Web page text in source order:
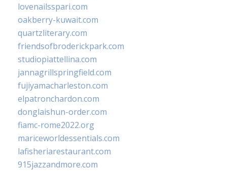
lovenailsspari.com
oakberry-kuwait.com
quartzliterary.com
friendsofbroderickpark.com
studiopiattellina.com
jannagrillspringfield.com
fujiyamacharleston.com
elpatronchardon.com
donglaishun-order.com
fiamc-rome2022.org
mariceworldessentials.com
lafisheriarestaurant.com
915jazzandmore.com